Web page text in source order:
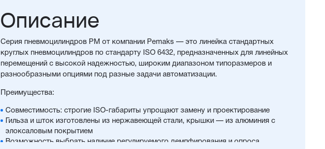
Описание
Серия пневмоцилиндров PM от компании Pemaks — это линейка стандартных
круглых пневмоцилиндров по стандарту ISO 6432, предназначенных для линейных
перемещений с высокой надежностью, широким диапазоном типоразмеров и
разнообразными опциями под разные задачи автоматизации.
Преимущества:
Совместимость: строгие ISO-габариты упрощают замену и проектирование
Гильза и шток изготовлены из нержавеющей стали, крышки — из алюминия с
элоксаловым покрытием
Возможность выбрать наличие регулируемого демпфирования и опроса